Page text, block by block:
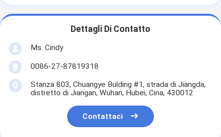
Dettagli Di Contatto
Ms. Cindy
0086-27-87819318
Stanza 803, Chuangye Bulding #1, strada di Jiangda,
distretto di Jiangan, Wuhan, Hubei, Cina, 430012
Contattaci